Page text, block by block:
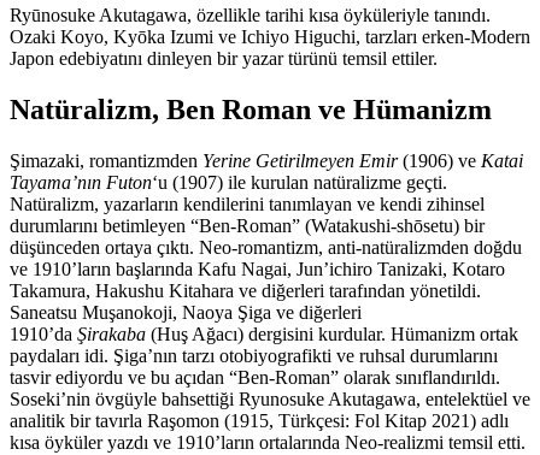
Ryūnosuke Akutagawa, özellikle tarihi kısa öyküleriyle tanındı.
Ozaki Koyo, Kyōka Izumi ve Ichiyo Higuchi, tarzları erken-Modern
Japon edebiyatını dinleyen bir yazar türünü temsil ettiler.
Natüralizm, Ben Roman ve Hümanizm
Şimazaki, romantizmden Yerine Getirilmeyen Emir(1906) ve Katai
Tayama’nın Futon‘u (1907) ile kurulan natüralizme geçti.
Natüralizm, yazarların kendilerini tanımlayan ve kendi zihinsel
durumlarını betimleyen “Ben-Roman” (Watakushi-shōsetu) bir
düşünceden ortaya çıktı. Neo-romantizm, anti-natüralizmden doğdu
ve 1910’ların başlarında Kafu Nagai, Jun’ichiro Tanizaki, Kotaro
Takamura, Hakushu Kitahara ve diğerleri tarafından yönetildi.
Saneatsu Muşanokoji, Naoya Şiga ve diğerleri
1910’da Şirakaba (Huş Ağacı) dergisini kurdular. Hümanizm ortak
paydaları idi. Şiga’nın tarzı otobiyografikti ve ruhsal durumlarını
tasvir ediyordu ve bu açıdan “Ben-Roman” olarak sınıflandırıldı.
Soseki’nin övgüyle bahsettiği Ryunosuke Akutagawa, entelektüel ve
analitik bir tavırla Raşomon (1915, Türkçesi: Fol Kitap 2021) adlı
kısa öyküler yazdı ve 1910’ların ortalarında Neo-realizmi temsil etti.